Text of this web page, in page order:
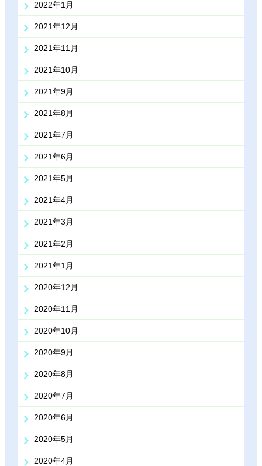
2022年1月
2021年12月
2021年11月
2021年10月
2021年9月
2021年8月
2021年7月
2021年6月
2021年5月
2021年4月
2021年3月
2021年2月
2021年1月
2020年12月
2020年11月
2020年10月
2020年9月
2020年8月
2020年7月
2020年6月
2020年5月
2020年4月